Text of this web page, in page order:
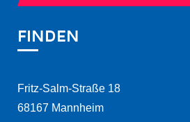
FINDEN
Fritz-Salm-Straße 18
68167 Mannheim